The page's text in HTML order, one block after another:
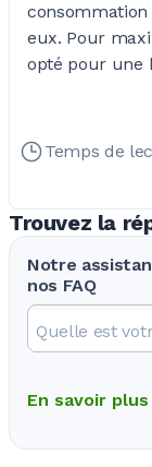
eux. Pour
opté pour une
Temps de
Trouvez la
Notre
nos FAQ
En savoir